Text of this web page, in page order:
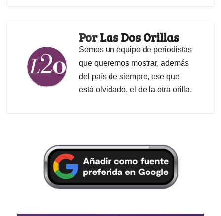
PorLas Dos Orillas
Somos un equipo de periodistas
que queremos mostrar, además
del país de siempre, ese que
está olvidado, el de la otra orilla.